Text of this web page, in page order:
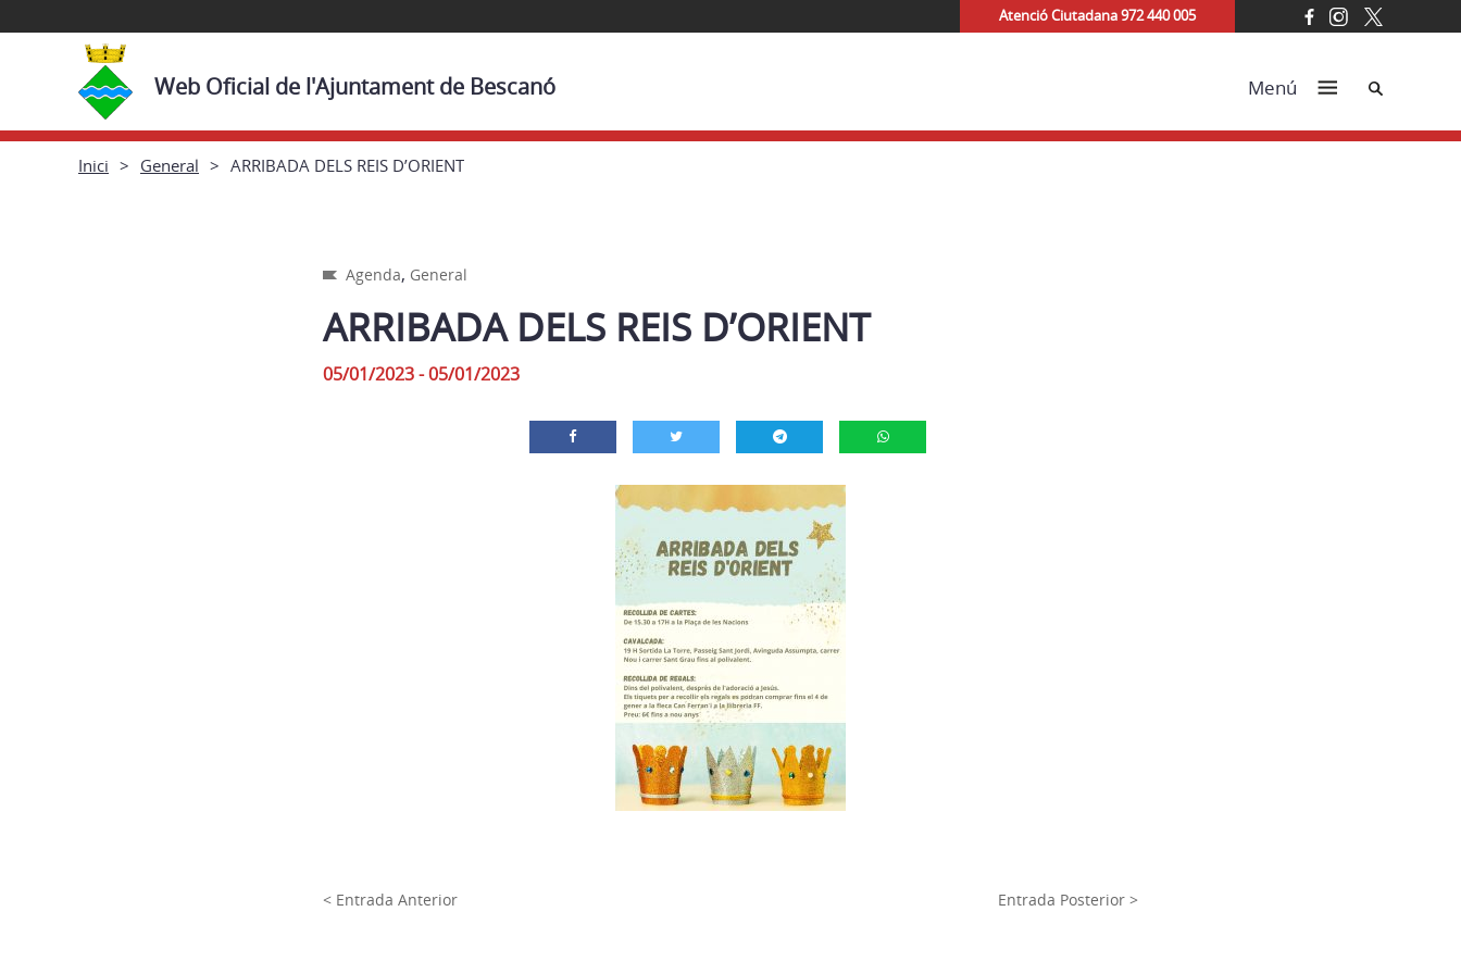
Atenció Ciutadana 972 440 005
Web Oficial de l'Ajuntament de Bescanó Menú Cerca
Inici General ARRIBADA DELS REIS D’ORIENT
Agenda, General
ARRIBADA DELS REIS D’ORIENT
05/01/2023 - 05/01/2023
< Entrada Anterior Entrada Posterior >